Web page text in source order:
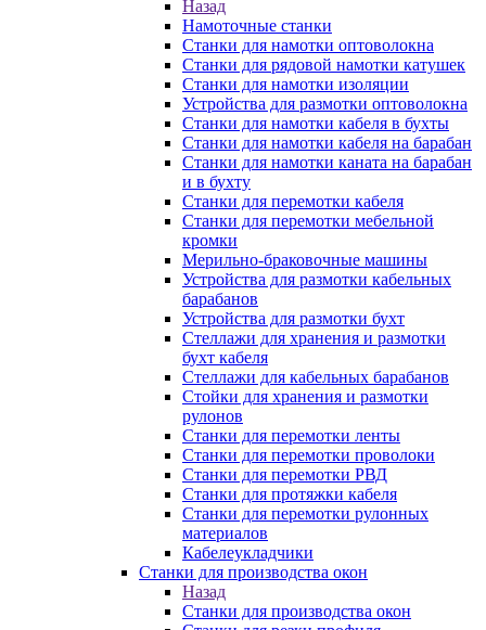
Назад
Намоточные станки
Станки для намотки оптоволокна
Станки для рядовой намотки катушек
Станки для намотки изоляции
Устройства для размотки оптоволокна
Станки для намотки кабеля в бухты
Станки для намотки кабеля на барабан
Станки для намотки каната на барабан
и в бухту
Станки для перемотки кабеля
Станки для перемотки мебельной
кромки
Мерильно-браковочные машины
Устройства для размотки кабельных
барабанов
Устройства для размотки бухт
Стеллажи для хранения и размотки
бухт кабеля
Стеллажи для кабельных барабанов
Стойки для хранения и размотки
рулонов
Станки для перемотки ленты
Станки для перемотки проволоки
Станки для перемотки РВД
Станки для протяжки кабеля
Станки для перемотки рулонных
материалов
Кабелеукладчики
Станки для производства окон
Назад
Станки для производства окон